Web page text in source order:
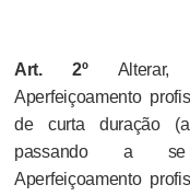
Art. 2º Alterar,
Aperfeiçoamento
de curta duração
passando a se
Aperfeiçoamento